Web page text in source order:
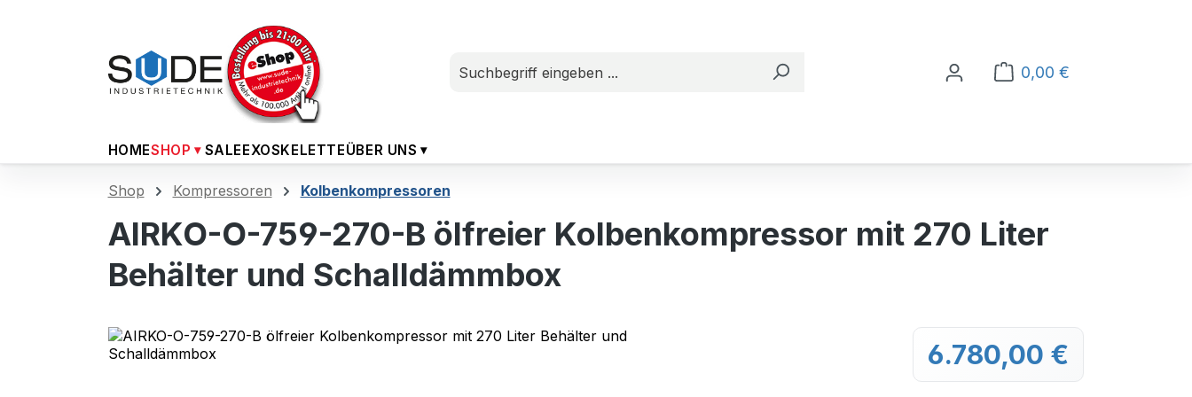
0,00 €
Warenkorb enthält 0
HOMESHOP SALEEXOSKELETTEÜBER UNS
Shop Kompressoren Kolbenkompressoren
AIRKO-O-759-270-B ölfreier Kolbenkompressor mit 270 Liter
Behälter und Schalldämmbox
Bildergalerie überspringen
6.780,00 €